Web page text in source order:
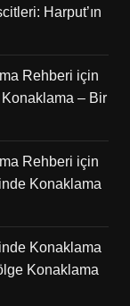
Harput’ın
Rehberi için
– Bir
Rehberi için
Konaklama
Konaklama
Konaklama